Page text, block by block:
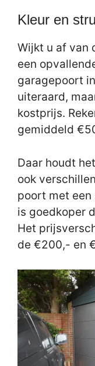
Kleur en
Wijkt u af van
een
garagepoort
uiteraard,
kostprijs.
gemiddeld
Daar houdt
ook
poort met
is goedkoper
Het
de €200,- en